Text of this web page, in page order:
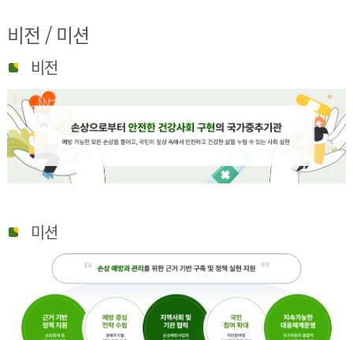
비전 / 미션
비전
미션